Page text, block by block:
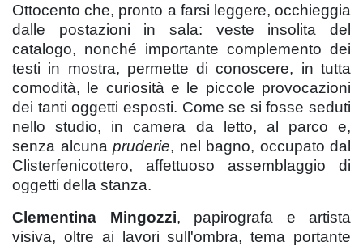
Ottocento che, pronto a farsi leggere, occhieggia
dalle postazioni in sala: veste insolita del
catalogo, nonché importante complemento dei
testi in mostra, permette di conoscere, in tutta
comodità, le curiosità e le piccole provocazioni
dei tanti oggetti esposti. Come se si fosse seduti
nello studio, in camera da letto, al parco e,
senza alcuna pruderie, nel bagno, occupato dal
Clisterfenicottero, affettuoso assemblaggio di
oggetti della stanza.
Clementina Mingozzi, papirografa e artista
visiva, oltre ai lavori sull'ombra, tema portante